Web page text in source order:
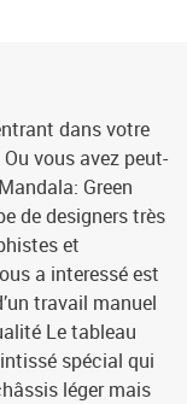
dans votre
vous avez peut-
Green
de designers très
et
a interessé est
travail manuel
Le tableau
spécial qui
léger mais